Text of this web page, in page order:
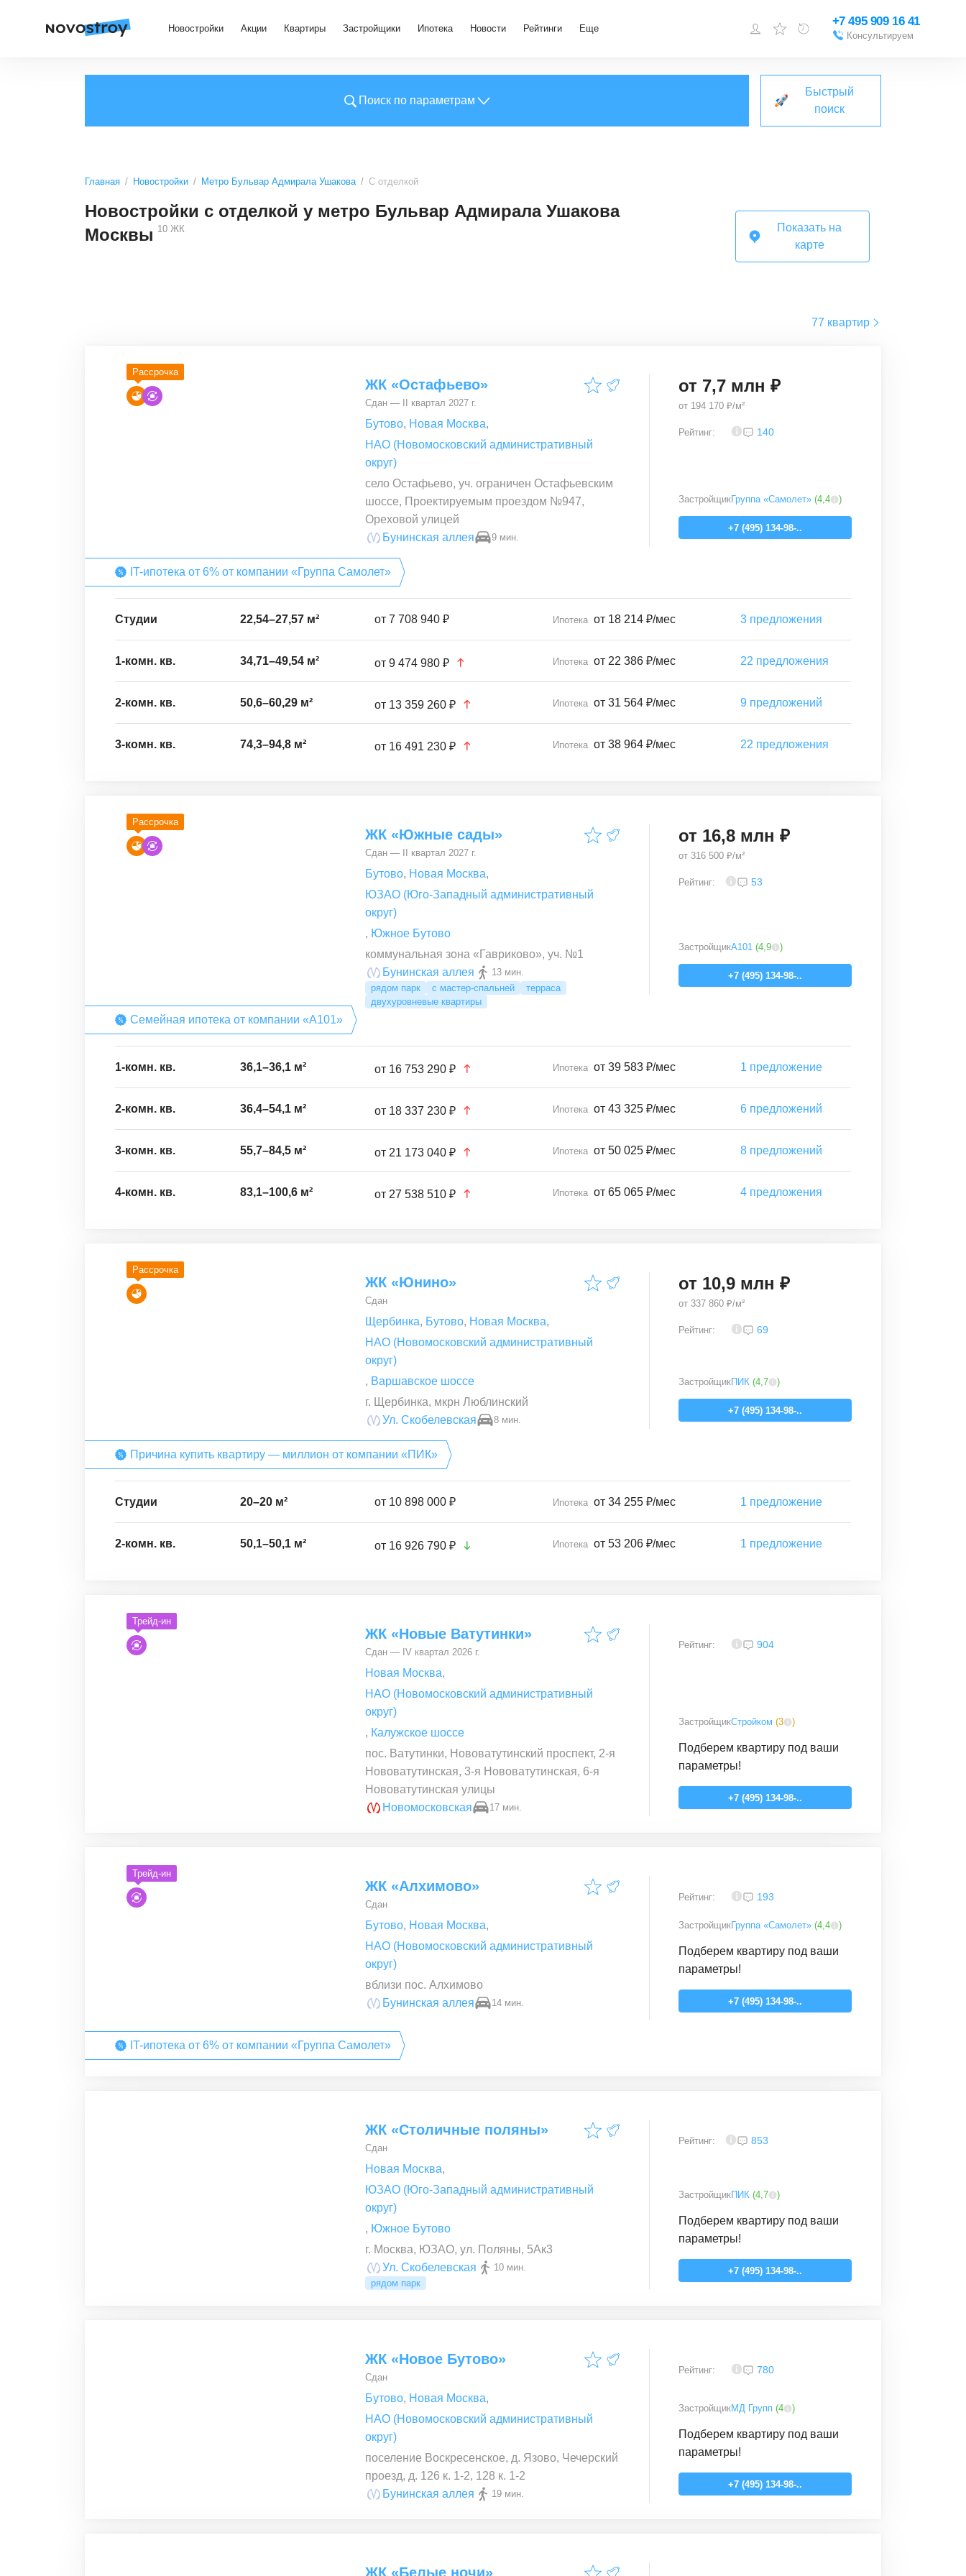
Новостройки Акции Квартиры Застройщики Ипотека Новости Рейтинги Еще
зарегистрироваться
Добавить объект
+7 495 909 16 41
Консультируем
Поиск по параметрам
Быстрый
поиск
Главная Новостройки Метро Бульвар Адмирала Ушакова С отделкой
Новостройки с отделкой у метро Бульвар Адмирала Ушакова
Москвы 10 ЖК
Показать на
карте
77 квартир
Рассрочка
ЖК «Остафьево»
Сдан — II квартал 2027 г.
Бутово, Новая Москва,
НАО (Новомосковский административный
округ)
село Остафьево, уч. ограничен Остафьевским
шоссе, Проектируемым проездом №947,
Ореховой улицей
Бунинская аллея
9 мин.
от 7,7 млн ₽
от 194 170 ₽/м²
Рейтинг: 140
ЗастройщикГруппа «Самолет» (4,4 )
+7 (495) 134-98-..
IT-ипотека от 6% от компании «Группа Самолет»
Студии 22,54–27,57 м² от 7 708 940 ₽ Ипотека от 18 214 ₽/мес 3 предложения
1-комн. кв. 34,71–49,54 м² от 9 474 980 ₽ Ипотека от 22 386 ₽/мес 22 предложения
2-комн. кв. 50,6–60,29 м² от 13 359 260 ₽ Ипотека от 31 564 ₽/мес 9 предложений
3-комн. кв. 74,3–94,8 м² от 16 491 230 ₽ Ипотека от 38 964 ₽/мес 22 предложения
Рассрочка
ЖК «Южные сады»
Сдан — II квартал 2027 г.
Бутово, Новая Москва,
ЮЗАО (Юго-Западный административный
округ)
, Южное Бутово
коммунальная зона «Гавриково», уч. №1
Бунинская аллея
13 мин.
рядом парк
с мастер-спальней
терраса
двухуровневые квартиры
от 16,8 млн ₽
от 316 500 ₽/м²
Рейтинг: 53
ЗастройщикА101 (4,9 )
+7 (495) 134-98-..
Семейная ипотека от компании «А101»
1-комн. кв. 36,1–36,1 м² от 16 753 290 ₽ Ипотека от 39 583 ₽/мес 1 предложение
2-комн. кв. 36,4–54,1 м² от 18 337 230 ₽ Ипотека от 43 325 ₽/мес 6 предложений
3-комн. кв. 55,7–84,5 м² от 21 173 040 ₽ Ипотека от 50 025 ₽/мес 8 предложений
4-комн. кв. 83,1–100,6 м² от 27 538 510 ₽ Ипотека от 65 065 ₽/мес 4 предложения
Рассрочка
ЖК «Юнино»
Сдан
Щербинка, Бутово, Новая Москва,
НАО (Новомосковский административный
округ)
, Варшавское шоссе
г. Щербинка, мкрн Люблинский
Ул. Скобелевская
8 мин.
от 10,9 млн ₽
от 337 860 ₽/м²
Рейтинг: 69
ЗастройщикПИК (4,7 )
+7 (495) 134-98-..
Причина купить квартиру — миллион от компании «ПИК»
Студии 20–20 м² от 10 898 000 ₽ Ипотека от 34 255 ₽/мес 1 предложение
2-комн. кв. 50,1–50,1 м² от 16 926 790 ₽ Ипотека от 53 206 ₽/мес 1 предложение
Трейд-ин
ЖК «Новые Ватутинки»
Сдан — IV квартал 2026 г.
Новая Москва,
НАО (Новомосковский административный
округ)
, Калужское шоссе
пос. Ватутинки, Нововатутинский проспект, 2-я
Нововатутинская, 3-я Нововатутинская, 6-я
Нововатутинская улицы
Новомосковская
17 мин.
Рейтинг: 904
ЗастройщикСтройком (3 )
Подберем квартиру под ваши
параметры!
+7 (495) 134-98-..
Трейд-ин
ЖК «Алхимово»
Сдан
Бутово, Новая Москва,
НАО (Новомосковский административный
округ)
вблизи пос. Алхимово
Бунинская аллея
14 мин.
Рейтинг: 193
ЗастройщикГруппа «Самолет» (4,4 )
Подберем квартиру под ваши
параметры!
+7 (495) 134-98-..
IT-ипотека от 6% от компании «Группа Самолет»
ЖК «Столичные поляны»
Сдан
Новая Москва,
ЮЗАО (Юго-Западный административный
округ)
, Южное Бутово
г. Москва, ЮЗАО, ул. Поляны, 5Ак3
Ул. Скобелевская
10 мин.
рядом парк
Рейтинг: 853
ЗастройщикПИК (4,7 )
Подберем квартиру под ваши
параметры!
+7 (495) 134-98-..
ЖК «Новое Бутово»
Сдан
Бутово, Новая Москва,
НАО (Новомосковский административный
округ)
поселение Воскресенское, д. Язово, Чечерский
проезд, д. 126 к. 1-2, 128 к. 1-2
Бунинская аллея
19 мин.
Рейтинг: 780
ЗастройщикМД Групп (4 )
Подберем квартиру под ваши
параметры!
+7 (495) 134-98-..
ЖК «Белые ночи»